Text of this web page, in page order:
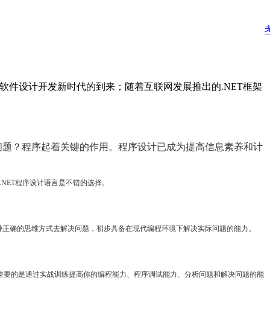
件设计开发新时代的到来；随着互联网发展推出的.NET框架
？程序起着关键的作用。程序设计已成为提高信息素养和计
程序设计语言是不错的选择。
确的思维方式去解决问题，初步具备在现代编程环境下解决实际问题的能力。
的是通过实战训练提高你的编程能力、程序调试能力、分析问题和解决问题的能